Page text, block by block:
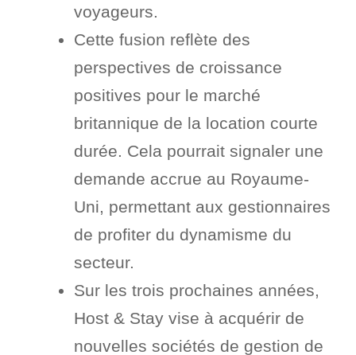
voyageurs.
Cette fusion reflète des
perspectives de croissance
positives pour le marché
britannique de la location courte
durée. Cela pourrait signaler une
demande accrue au Royaume-
Uni, permettant aux gestionnaires
de profiter du dynamisme du
secteur.
Sur les trois prochaines années,
Host & Stay vise à acquérir de
nouvelles sociétés de gestion de